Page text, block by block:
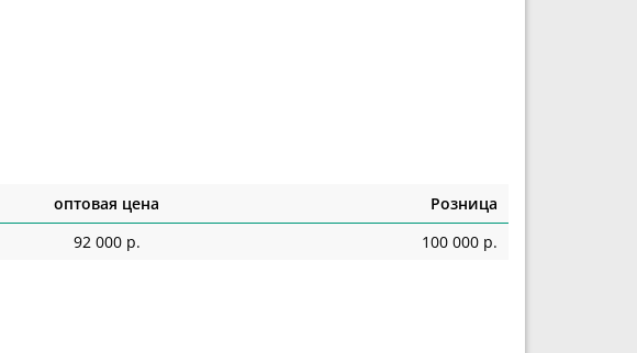
оптовая цена
Розница
92 000 р. 100 000 р.